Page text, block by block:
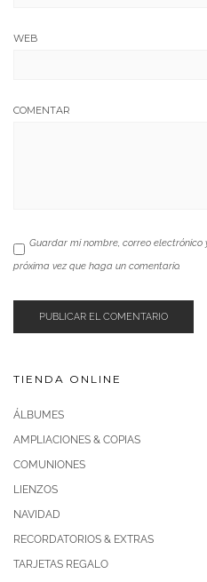
WEB
COMENTAR
Guardar mi nombre, correo
próxima vez que haga un comentario.
TIENDA ONLINE
ÁLBUMES
AMPLIACIONES & COPIAS
COMUNIONES
LIENZOS
NAVIDAD
RECORDATORIOS & EXTRAS
TARJETAS REGALO